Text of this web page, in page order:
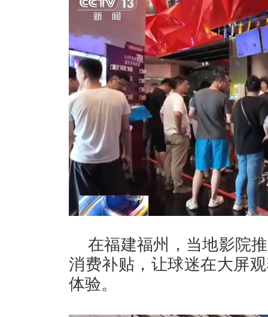
在福建福州，当地影院
消费补贴，让球迷在大屏
体验。